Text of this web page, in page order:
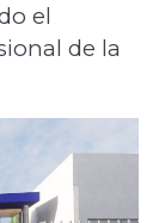
el
de la